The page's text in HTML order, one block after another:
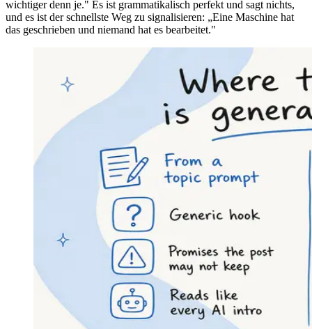
wichtiger denn je." Es ist grammatikalisch perfekt und sagt nichts,
und es ist der schnellste Weg zu signalisieren: „Eine Maschine hat
das geschrieben und niemand hat es bearbeitet."